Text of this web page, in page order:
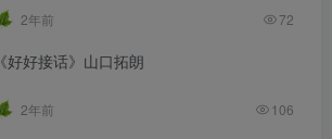
2年前 72
《好好接话》山口拓朗
2年前 106